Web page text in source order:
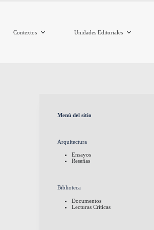
Contextos Unidades Editoriales
Menú del sitio
Arquitectura
Ensayos
Reseñas
Biblioteca
Documentos
Lecturas Críticas